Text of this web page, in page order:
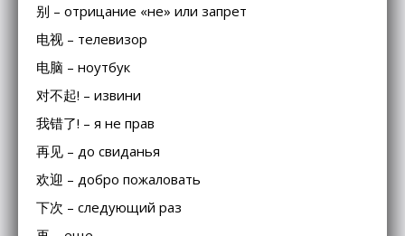
别 – отрицание «не» или запрет
电视 – телевизор
电脑 – ноутбук
对不起! – извини
我错了! – я не прав
再见 – до свиданья
欢迎 – добро пожаловать
下次 – следующий раз